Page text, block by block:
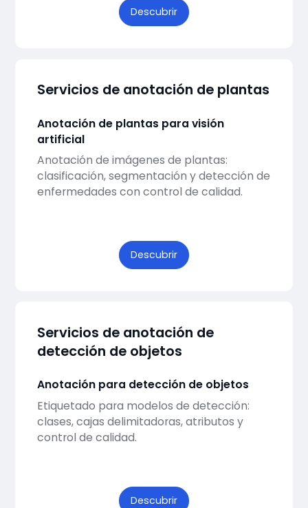
Descubrir
Servicios de anotación de plantas
Anotación de plantas para visión
artificial
Anotación de imágenes de plantas:
clasificación, segmentación y detección de
enfermedades con control de calidad.
Descubrir
Servicios de anotación de
detección de objetos
Anotación para detección de objetos
Etiquetado para modelos de detección:
clases, cajas delimitadoras, atributos y
control de calidad.
Descubrir